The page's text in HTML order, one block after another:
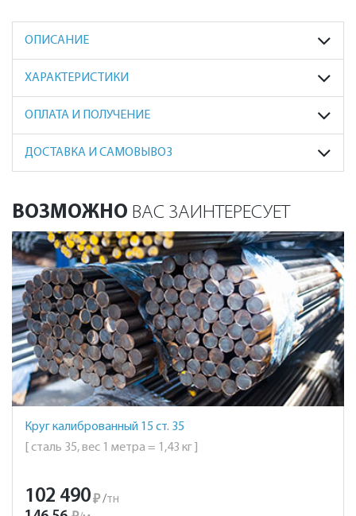
ОПИСАНИЕ
ХАРАКТЕРИСТИКИ
ОПЛАТА И ПОЛУЧЕНИЕ
ДОСТАВКА И САМОВЫВОЗ
ВОЗМОЖНО ВАС ЗАИНТЕРЕСУЕТ
Круг калиброванный 15 ст. 35
[ сталь 35, вес 1 метра = 1,43 кг ]
102 490₽ /тн